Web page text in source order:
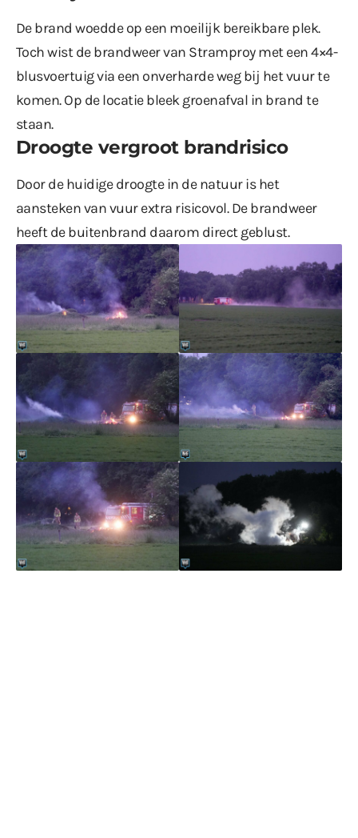
De brand woedde op een moeilijk bereikbare plek.
Toch wist de brandweer van Stramproy met een 4×4-
blusvoertuig via een onverharde weg bij het vuur te
komen. Op de locatie bleek groenafval in brand te
staan.
Droogte vergroot brandrisico
Door de huidige droogte in de natuur is het
aansteken van vuur extra risicovol. De brandweer
heeft de buitenbrand daarom direct geblust.